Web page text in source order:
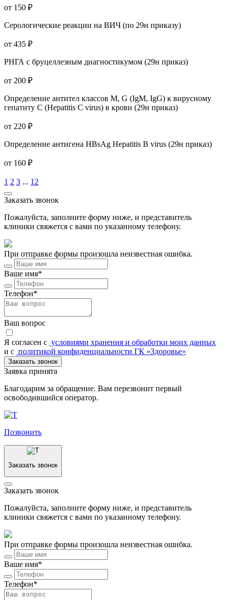
от 150 ₽
Серологические реакции на ВИЧ (по 29н приказу)
от 435 ₽
РНГА с бруцеллезным диагностикумом (29н приказ)
от 200 ₽
Определение антител классов M, G (IgM, IgG) к вирусному
гепатиту C (Hepatitis C virus) в крови (29н приказ)
от 220 ₽
Определение антигена HBsAg Hepatitis B virus (29н приказ)
от 160 ₽
1 2 3 ... 12
Заказать звонок
Пожалуйста, заполните форму ниже, и представитель
клиники свяжется с вами по указанному телефону.
При отправке формы произошла неизвестная ошибка.
Ваше имя*
Телефон*
Ваш вопрос
Я согласен c условиями хранения и обработки моих данных
и с политикой конфиденциальности ГК «Здоровье»
Заказать звонок
Заявка принята
Благодарим за обращение. Вам перезвонит первый
освободившийся оператор.
Позвонить
Заказать звонок
Заказать звонок
Пожалуйста, заполните форму ниже, и представитель
клиники свяжется с вами по указанному телефону.
При отправке формы произошла неизвестная ошибка.
Ваше имя*
Телефон*